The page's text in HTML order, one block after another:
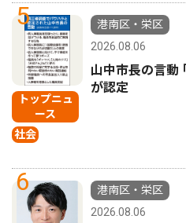
5
トップニュ
ース
社会
港南区・栄区
2026.08.06
山中市長の言
が認定
6
港南区・栄区
2026.08.06